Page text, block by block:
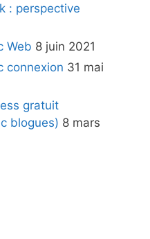
: perspective
Web 8 juin 2021
connexion 31 mai
gratuit
blogues) 8 mars